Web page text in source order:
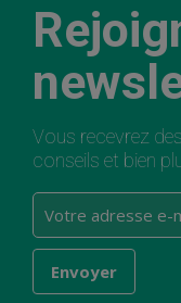
Vous recevrez
conseils et bien